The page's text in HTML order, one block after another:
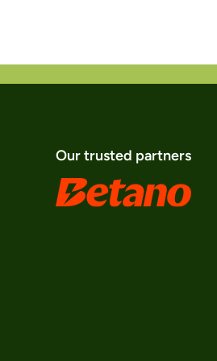
Our trusted partners